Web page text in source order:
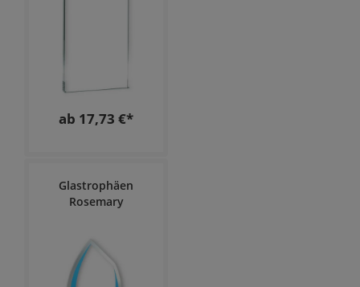
ab 17,73 €*
Glastrophäen
Rosemary